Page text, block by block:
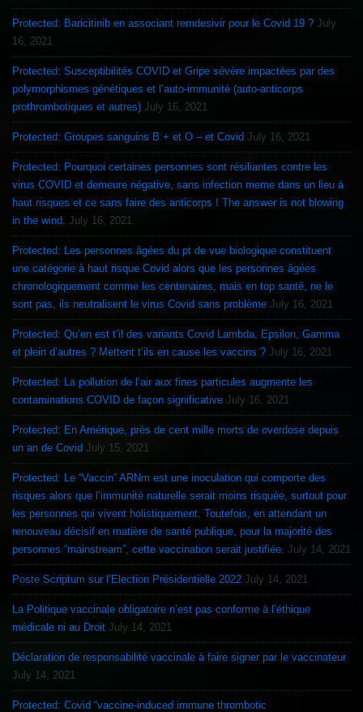
Protected: Baricitinib en associant remdesivir pour le Covid 19 ? July
16, 2021
Protected: Susceptibilités COVID et Gripe sévère impactées par des
polymorphismes génétiques et l’auto-immunité (auto-anticorps
prothrombotiques et autres) July 16, 2021
Protected: Groupes sanguins B + et O – et Covid July 16, 2021
Protected: Pourquoi certaines personnes sont résiliantes contre les
virus COVID et demeure négative, sans infection meme dans un lieu à
haut risques et ce sans faire des anticorps ! The answer is not blowing
in the wind. July 16, 2021
Protected: Les personnes âgées du pt de vue biologique constituent
une catégorie à haut risque Covid alors que les personnes âgées
chronologiquement comme les centenaires, mais en top santé, ne le
sont pas, ils neutralisent le virus Covid sans problème July 16, 2021
Protected: Qu’en est t’il des variants Covid Lambda, Epsilon, Gamma
et plein d’autres ? Mettent t’ils en cause les vaccins ? July 16, 2021
Protected: La pollution de l’air aux fines particules augmente les
contaminations COVID de façon significative July 16, 2021
Protected: En Amérique, près de cent mille morts de overdose depuis
un an de Covid July 15, 2021
Protected: Le “Vaccin” ARNm est une inoculation qui comporte des
risques alors que l’immunité naturelle serait moins risquée, surtout pour
les personnes qui vivent holistiquement. Toutefois, en attendant un
renouveau décisif en matière de santé publique, pour la majorité des
personnes “mainstream”, cette vaccination serait justifiée. July 14, 2021
Poste Scriptum sur l’Election Présidentielle 2022 July 14, 2021
La Politique vaccinale obligatoire n’est pas conforme à l’éthique
médicale ni au Droit July 14, 2021
Déclaration de responsabilité vaccinale à faire signer par le vaccinateur
July 14, 2021
Protected: Covid “vaccine-induced immune thrombotic